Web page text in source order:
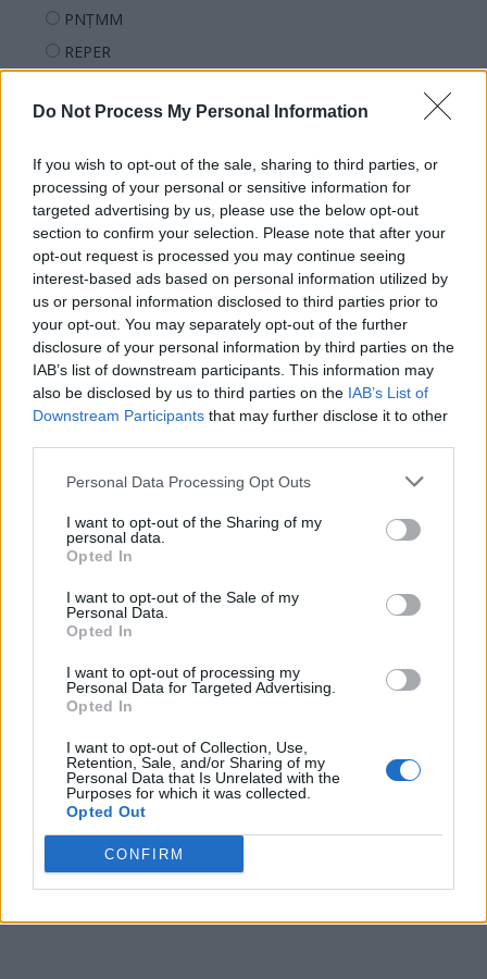
Do Not Process My Personal Information
If you wish to opt-out of the sale, sharing to third parties, or
processing of your personal or sensitive information for
targeted advertising by us, please use the below opt-out
section to confirm your selection. Please note that after your
opt-out request is processed you may continue seeing
interest-based ads based on personal information utilized by
us or personal information disclosed to third parties prior to
your opt-out. You may separately opt-out of the further
disclosure of your personal information by third parties on the
IAB’s list of downstream participants. This information may
also be disclosed by us to third parties on the IAB’s List of
Downstream Participants that may further disclose it to other
Personal Data Processing Opt Outs
I want to opt-out of the Sharing of my
personal data.
Opted In
I want to opt-out of the Sale of my
Personal Data.
Opted In
I want to opt-out of processing my
Personal Data for Targeted Advertising.
Opted In
I want to opt-out of Collection, Use,
Retention, Sale, and/or Sharing of my
Personal Data that Is Unrelated with the
Purposes for which it was collected.
Opted Out
CONFIRM
PNȚMM
REPER
SOS (Șoșoacă)
PACE (Peia)
Acțiunea Conservatoare (Târziu)
PDF (Lazarus)
PUSL (D. Voiculescu)
PNȚCD (Pavelescu)
PNCR (Terheș)
Partidul Patrioților (Surugiu)
FAR (Coarnă)
România pe Primul Loc (Ponta)
Altul
Arhiva sondajelor
ad